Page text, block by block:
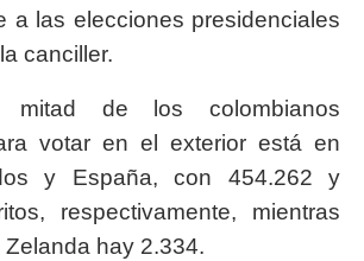
a las elecciones presidenciales
canciller.
de los colombianos
votar en el exterior está en
y España, con 454.262 y
respectivamente, mientras
hay 2.334.